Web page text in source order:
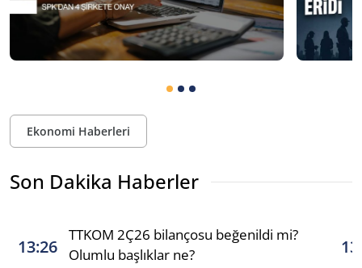
Ekonomi Haberleri
Son Dakika Haberler
13:26
TTKOM 2Ç26 bilançosu beğenildi mi?
Olumlu başlıklar ne?